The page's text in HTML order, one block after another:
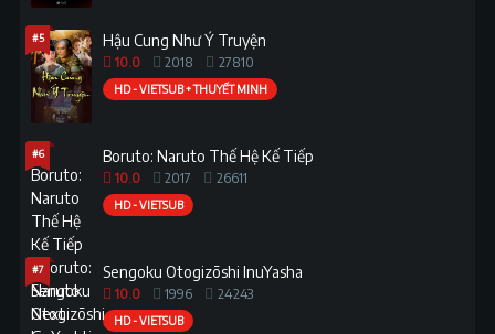
#5 Hậu Cung Như Ý Truyện
10.0 2018 27810
HD - VIETSUB + THUYẾT MINH
#6 Boruto: Naruto Thế Hệ Kế Tiếp
10.0 2017 26611
HD - VIETSUB
#7 Sengoku Otogizōshi InuYasha
10.0 1996 24243
HD - VIETSUB